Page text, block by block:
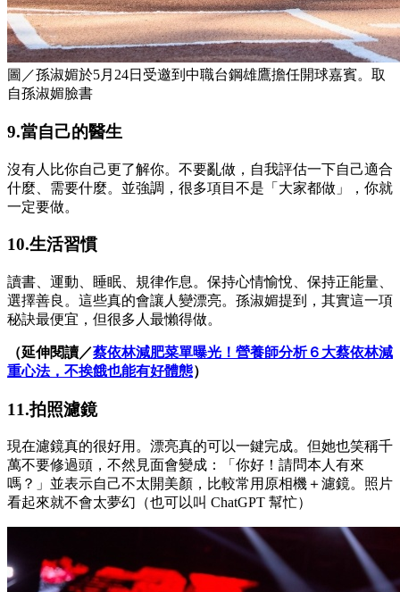
圖／孫淑媚於5月24日受邀到中職台鋼雄鷹擔任開球嘉賓。取
自孫淑媚臉書
9.當自己的醫生
沒有人比你自己更了解你。不要亂做，自我評估一下自己適合
什麼、需要什麼。並強調， 很多項目不是「大家都做」，你就
一定要做。
10.生活習慣
讀書、運動、睡眠、規律作息。 保持心情愉悅、保持正能量、
選擇善良。 這些真的會讓人變漂亮。孫淑媚提到，其實這一項
秘訣最便宜，但很多人最懶得做。
（延伸閱讀／蔡依林減肥菜單曝光！營養師分析６大蔡依林減
重心法，不挨餓也能有好體態）
11.拍照濾鏡
現在濾鏡真的很好用。漂亮真的可以一鍵完成。 但她也笑稱千
萬不要修過頭，不然見面會變成：「你好！請問本人有來
嗎？」 並表示自己不太開美顏，比較常用原相機＋濾鏡。照片
看起來就不會太夢幻（也可以叫 ChatGPT 幫忙）